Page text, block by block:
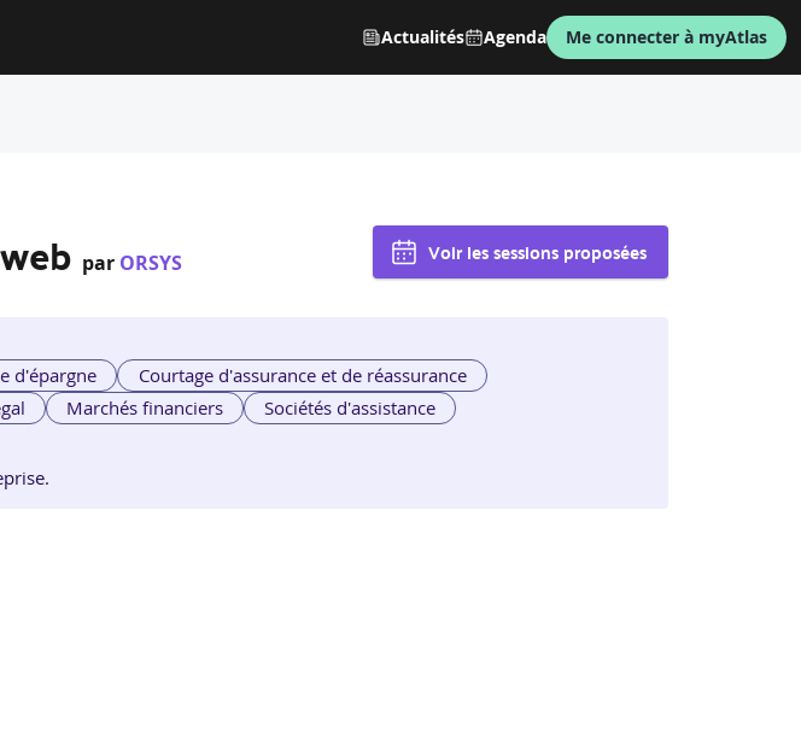
Actualités Agenda Me connecter à myAtlas
par ORSYS Voir les sessions proposées
d'épargne
Courtage d'assurance et de réassurance
Marchés financiers
Sociétés d'assistance